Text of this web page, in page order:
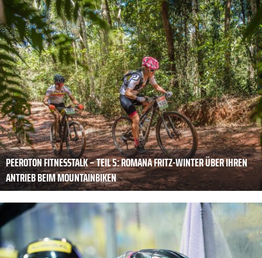
PEEROTON FITNESSTALK – TEIL 5: ROMANA FRITZ-WINTER ÜBER IHREN
ANTRIEB BEIM MOUNTAINBIKEN